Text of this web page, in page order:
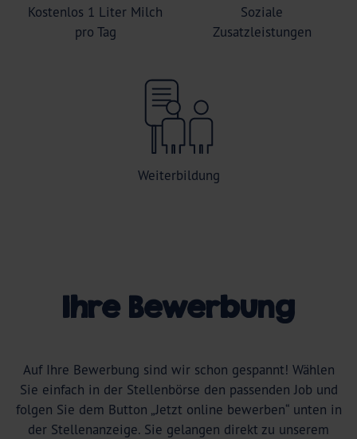
Kostenlos 1 Liter Milch
pro Tag
Soziale
Zusatzleistungen
Weiterbildung
Ihre Bewerbung
Auf Ihre Bewerbung sind wir schon gespannt! Wählen
Sie einfach in der Stellenbörse den passenden Job und
folgen Sie dem Button „Jetzt online bewerben“ unten in
der Stellenanzeige. Sie gelangen direkt zu unserem